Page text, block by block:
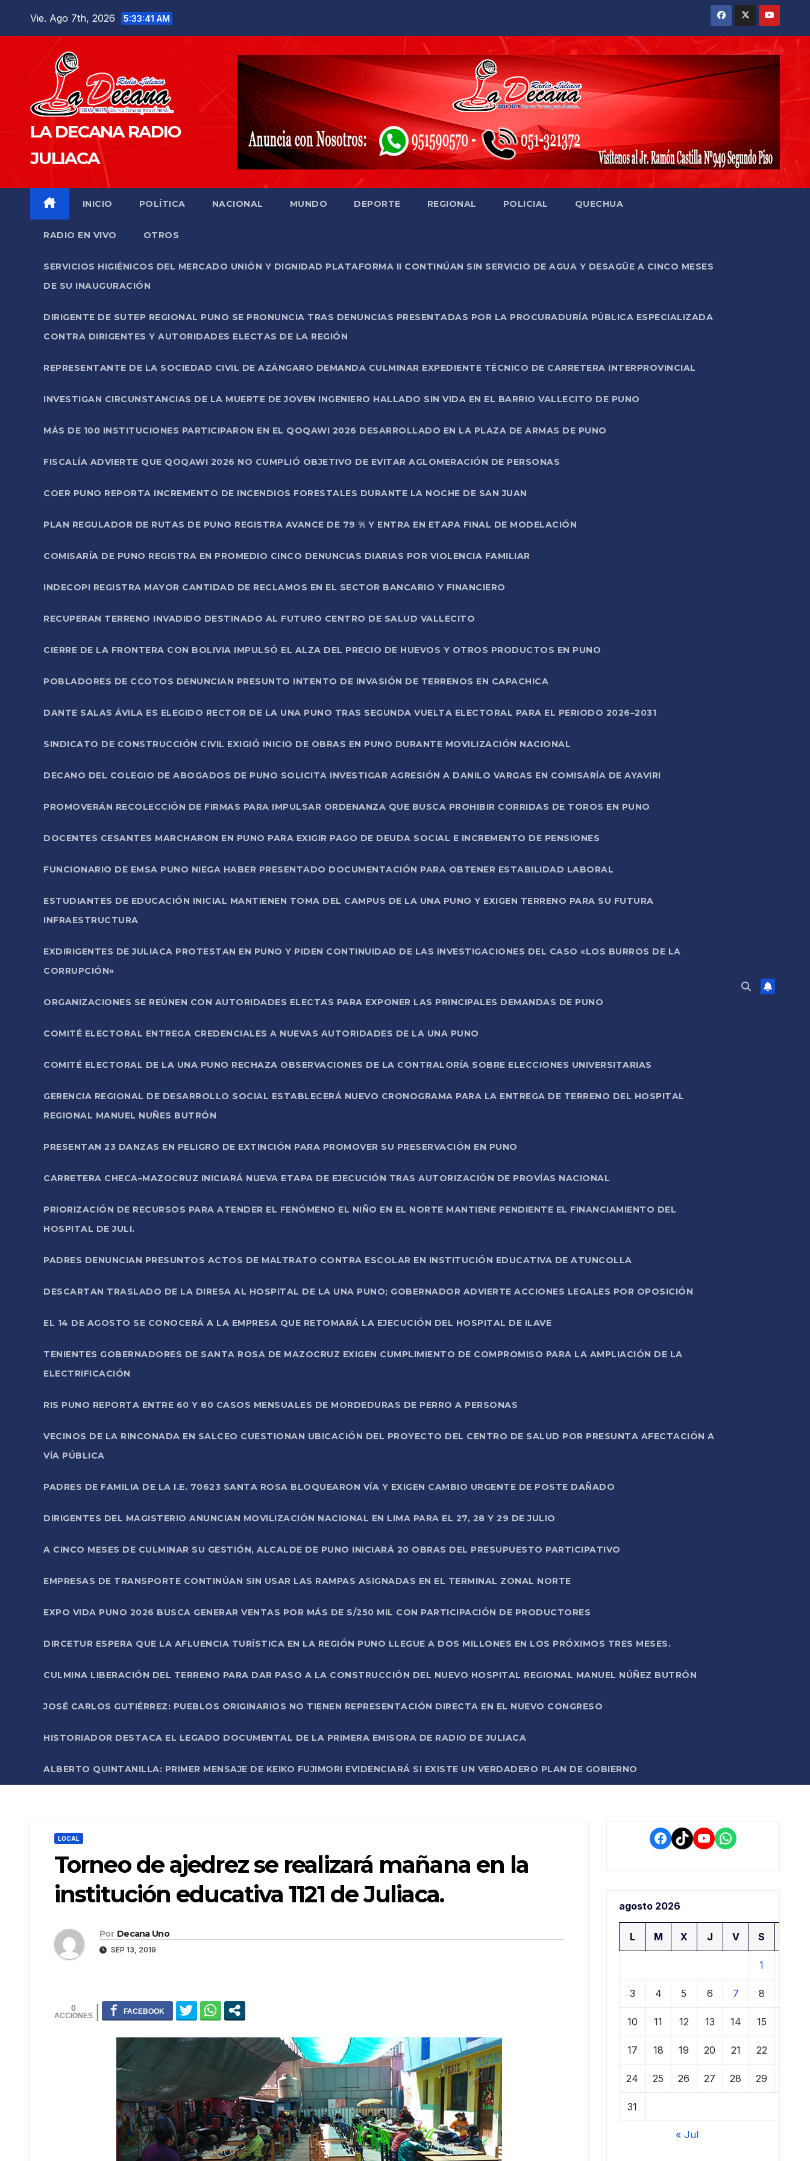
Vie. Ago 7th, 2026 5:33:42 AM
LA DECANA RADIO
JULIACA
INICIO POLÍTICA NACIONAL MUNDO DEPORTE REGIONAL POLICIAL QUECHUA
RADIO EN VIVO OTROS
SERVICIOS HIGIÉNICOS DEL MERCADO UNIÓN Y DIGNIDAD PLATAFORMA II CONTINÚAN SIN SERVICIO DE AGUA Y DESAGÜE A CINCO MESES
DE SU INAUGURACIÓN
DIRIGENTE DE SUTEP REGIONAL PUNO SE PRONUNCIA TRAS DENUNCIAS PRESENTADAS POR LA PROCURADURÍA PÚBLICA ESPECIALIZADA
CONTRA DIRIGENTES Y AUTORIDADES ELECTAS DE LA REGIÓN
REPRESENTANTE DE LA SOCIEDAD CIVIL DE AZÁNGARO DEMANDA CULMINAR EXPEDIENTE TÉCNICO DE CARRETERA INTERPROVINCIAL
INVESTIGAN CIRCUNSTANCIAS DE LA MUERTE DE JOVEN INGENIERO HALLADO SIN VIDA EN EL BARRIO VALLECITO DE PUNO
MÁS DE 100 INSTITUCIONES PARTICIPARON EN EL QOQAWI 2026 DESARROLLADO EN LA PLAZA DE ARMAS DE PUNO
FISCALÍA ADVIERTE QUE QOQAWI 2026 NO CUMPLIÓ OBJETIVO DE EVITAR AGLOMERACIÓN DE PERSONAS
COER PUNO REPORTA INCREMENTO DE INCENDIOS FORESTALES DURANTE LA NOCHE DE SAN JUAN
PLAN REGULADOR DE RUTAS DE PUNO REGISTRA AVANCE DE 79 % Y ENTRA EN ETAPA FINAL DE MODELACIÓN
COMISARÍA DE PUNO REGISTRA EN PROMEDIO CINCO DENUNCIAS DIARIAS POR VIOLENCIA FAMILIAR
INDECOPI REGISTRA MAYOR CANTIDAD DE RECLAMOS EN EL SECTOR BANCARIO Y FINANCIERO
RECUPERAN TERRENO INVADIDO DESTINADO AL FUTURO CENTRO DE SALUD VALLECITO
CIERRE DE LA FRONTERA CON BOLIVIA IMPULSÓ EL ALZA DEL PRECIO DE HUEVOS Y OTROS PRODUCTOS EN PUNO
POBLADORES DE CCOTOS DENUNCIAN PRESUNTO INTENTO DE INVASIÓN DE TERRENOS EN CAPACHICA
DANTE SALAS ÁVILA ES ELEGIDO RECTOR DE LA UNA PUNO TRAS SEGUNDA VUELTA ELECTORAL PARA EL PERIODO 2026–2031
SINDICATO DE CONSTRUCCIÓN CIVIL EXIGIÓ INICIO DE OBRAS EN PUNO DURANTE MOVILIZACIÓN NACIONAL
DECANO DEL COLEGIO DE ABOGADOS DE PUNO SOLICITA INVESTIGAR AGRESIÓN A DANILO VARGAS EN COMISARÍA DE AYAVIRI
PROMOVERÁN RECOLECCIÓN DE FIRMAS PARA IMPULSAR ORDENANZA QUE BUSCA PROHIBIR CORRIDAS DE TOROS EN PUNO
DOCENTES CESANTES MARCHARON EN PUNO PARA EXIGIR PAGO DE DEUDA SOCIAL E INCREMENTO DE PENSIONES
FUNCIONARIO DE EMSA PUNO NIEGA HABER PRESENTADO DOCUMENTACIÓN PARA OBTENER ESTABILIDAD LABORAL
ESTUDIANTES DE EDUCACIÓN INICIAL MANTIENEN TOMA DEL CAMPUS DE LA UNA PUNO Y EXIGEN TERRENO PARA SU FUTURA
INFRAESTRUCTURA
EXDIRIGENTES DE JULIACA PROTESTAN EN PUNO Y PIDEN CONTINUIDAD DE LAS INVESTIGACIONES DEL CASO «LOS BURROS DE LA
CORRUPCIÓN»
ORGANIZACIONES SE REÚNEN CON AUTORIDADES ELECTAS PARA EXPONER LAS PRINCIPALES DEMANDAS DE PUNO
COMITÉ ELECTORAL ENTREGA CREDENCIALES A NUEVAS AUTORIDADES DE LA UNA PUNO
COMITÉ ELECTORAL DE LA UNA PUNO RECHAZA OBSERVACIONES DE LA CONTRALORÍA SOBRE ELECCIONES UNIVERSITARIAS
GERENCIA REGIONAL DE DESARROLLO SOCIAL ESTABLECERÁ NUEVO CRONOGRAMA PARA LA ENTREGA DE TERRENO DEL HOSPITAL
REGIONAL MANUEL NUÑES BUTRÓN
PRESENTAN 23 DANZAS EN PELIGRO DE EXTINCIÓN PARA PROMOVER SU PRESERVACIÓN EN PUNO
CARRETERA CHECA–MAZOCRUZ INICIARÁ NUEVA ETAPA DE EJECUCIÓN TRAS AUTORIZACIÓN DE PROVÍAS NACIONAL
PRIORIZACIÓN DE RECURSOS PARA ATENDER EL FENÓMENO EL NIÑO EN EL NORTE MANTIENE PENDIENTE EL FINANCIAMIENTO DEL
HOSPITAL DE JULI.
PADRES DENUNCIAN PRESUNTOS ACTOS DE MALTRATO CONTRA ESCOLAR EN INSTITUCIÓN EDUCATIVA DE ATUNCOLLA
DESCARTAN TRASLADO DE LA DIRESA AL HOSPITAL DE LA UNA PUNO; GOBERNADOR ADVIERTE ACCIONES LEGALES POR OPOSICIÓN
EL 14 DE AGOSTO SE CONOCERÁ A LA EMPRESA QUE RETOMARÁ LA EJECUCIÓN DEL HOSPITAL DE ILAVE
TENIENTES GOBERNADORES DE SANTA ROSA DE MAZOCRUZ EXIGEN CUMPLIMIENTO DE COMPROMISO PARA LA AMPLIACIÓN DE LA
ELECTRIFICACIÓN
RIS PUNO REPORTA ENTRE 60 Y 80 CASOS MENSUALES DE MORDEDURAS DE PERRO A PERSONAS
VECINOS DE LA RINCONADA EN SALCEO CUESTIONAN UBICACIÓN DEL PROYECTO DEL CENTRO DE SALUD POR PRESUNTA AFECTACIÓN A
VÍA PÚBLICA
PADRES DE FAMILIA DE LA I.E. 70623 SANTA ROSA BLOQUEARON VÍA Y EXIGEN CAMBIO URGENTE DE POSTE DAÑADO
DIRIGENTES DEL MAGISTERIO ANUNCIAN MOVILIZACIÓN NACIONAL EN LIMA PARA EL 27, 28 Y 29 DE JULIO
A CINCO MESES DE CULMINAR SU GESTIÓN, ALCALDE DE PUNO INICIARÁ 20 OBRAS DEL PRESUPUESTO PARTICIPATIVO
EMPRESAS DE TRANSPORTE CONTINÚAN SIN USAR LAS RAMPAS ASIGNADAS EN EL TERMINAL ZONAL NORTE
EXPO VIDA PUNO 2026 BUSCA GENERAR VENTAS POR MÁS DE S/250 MIL CON PARTICIPACIÓN DE PRODUCTORES
DIRCETUR ESPERA QUE LA AFLUENCIA TURÍSTICA EN LA REGIÓN PUNO LLEGUE A DOS MILLONES EN LOS PRÓXIMOS TRES MESES.
CULMINA LIBERACIÓN DEL TERRENO PARA DAR PASO A LA CONSTRUCCIÓN DEL NUEVO HOSPITAL REGIONAL MANUEL NÚÑEZ BUTRÓN
JOSÉ CARLOS GUTIÉRREZ: PUEBLOS ORIGINARIOS NO TIENEN REPRESENTACIÓN DIRECTA EN EL NUEVO CONGRESO
HISTORIADOR DESTACA EL LEGADO DOCUMENTAL DE LA PRIMERA EMISORA DE RADIO DE JULIACA
ALBERTO QUINTANILLA: PRIMER MENSAJE DE KEIKO FUJIMORI EVIDENCIARÁ SI EXISTE UN VERDADERO PLAN DE GOBIERNO
LOCAL
Torneo de ajedrez se realizará mañana en la
institución educativa 1121 de Juliaca.
Por Decana Uno
SEP 13, 2019
0
Facebook
TikTokYouTube
WhatsApp
agosto 2026
L M X J V S
1
3 4 5 6 7 8
10 11 12 13 14 15
17 18 19 20 21 22
24 25 26 27 28 29
31
« Jul